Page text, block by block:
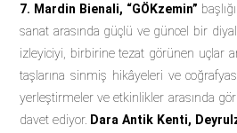
7. Mardin Bienali, “GÖKzemin”
sanat arasında güçlü ve güncel bir
izleyiciyi, birbirine tezat görünen uçlar
taşlarına sinmiş hikâyeleri ve
yerleştirmeler ve etkinlikler arasında
davet ediyor. Dara Antik Kenti,